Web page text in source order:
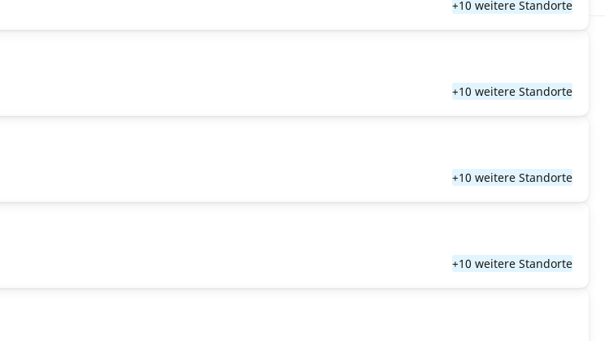
+10 weitere Standorte
+10 weitere Standorte
+10 weitere Standorte
+10 weitere Standorte